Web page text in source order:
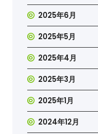
2025年6月
2025年5月
2025年4月
2025年3月
2025年1月
2024年12月